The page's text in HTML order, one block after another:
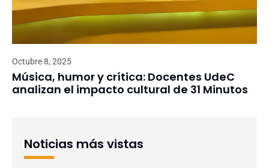
Octubre 8, 2025
Música, humor y crítica: Docentes UdeC
analizan el impacto cultural de 31 Minutos
Noticias más vistas